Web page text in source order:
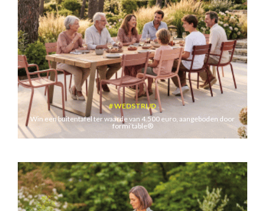
WEDSTRIJD
Win een buitentafel ter waarde van 4.500 euro, aangeboden door
formi’table®